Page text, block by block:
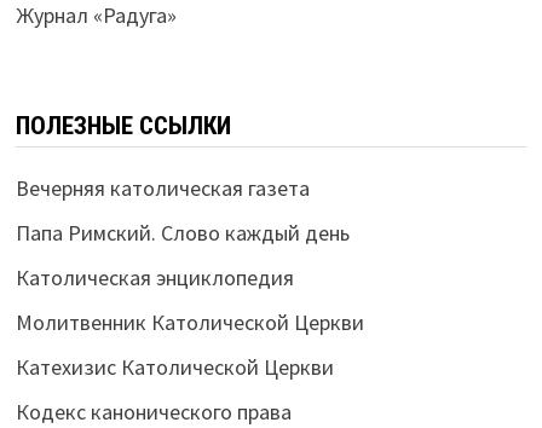
Журнал «Радуга»
ПОЛЕЗНЫЕ ССЫЛКИ
Вечерняя католическая газета
Папа Римский. Слово каждый день
Католическая энциклопедия
Молитвенник Католической Церкви
Катехизис Католической Церкви
Кодекс канонического права